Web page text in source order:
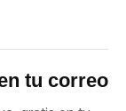
tu correo